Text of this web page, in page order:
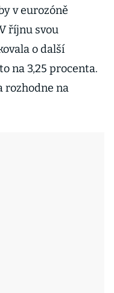
v eurozóně
říjnu svou
o další
na 3,25 procenta.
rozhodne na